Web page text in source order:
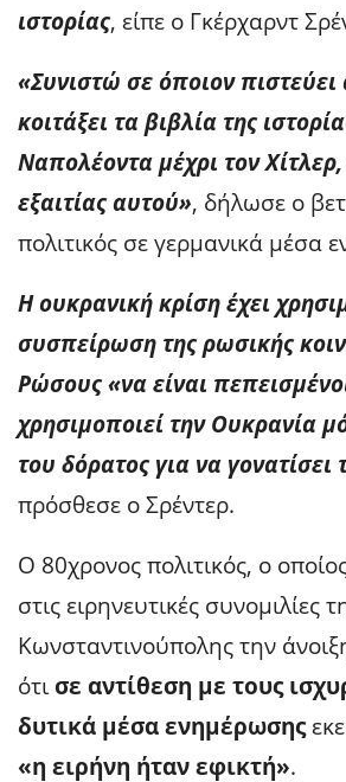
ιστορίας, είπε ο Γκέρχαρντ
«Συνιστώ σε όποιον πιστεύει
κοιτάξει τα βιβλία της
Ναπολέοντα μέχρι τον
εξαιτίας αυτού», δήλωσε ο
πολιτικός σε γερμανικά μέσα
Η ουκρανική κρίση έχει
συσπείρωση της ρωσικής
Ρώσους «να είναι
χρησιμοποιεί την Ουκρανία
του δόρατος για να γονατίσει
πρόσθεσε ο Σρέντερ.
Ο 80χρονος πολιτικός, ο
στις ειρηνευτικές συνομιλίες
Κωνσταντινούπολης την
ότισε αντίθεση με τους
δυτικά μέσα ενημέρωσης
«η ειρήνη ήταν εφικτή».